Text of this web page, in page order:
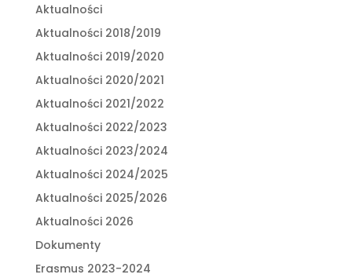
Aktualności
Aktualności 2018/2019
Aktualności 2019/2020
Aktualności 2020/2021
Aktualności 2021/2022
Aktualności 2022/2023
Aktualności 2023/2024
Aktualności 2024/2025
Aktualności 2025/2026
Aktualności 2026
Dokumenty
Erasmus 2023-2024